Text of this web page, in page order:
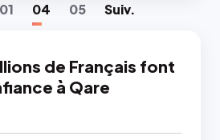
01 04 05 Suiv.
de Français font
à Qare